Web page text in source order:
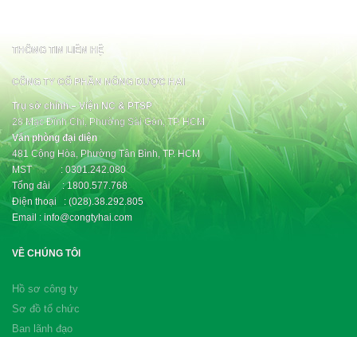
THÔNG TIN LIÊN HỆ
CÔNG TY CỔ PHẦN NÔNG DƯỢC HAI
Trụ sở chính – Viện NC & PTSP
28 Mạc Đĩnh Chi, Phường Sài Gòn, TP. HCM
Văn phòng đại diện
481 Cộng Hòa, Phường Tân Bình, TP. HCM
MST : 0301.242.080
Tổng đài : 1800.577.768
Điện thoại : (028).38.292.805
Email : info@congtyhai.com
VỀ CHÚNG TÔI
Hồ sơ công ty
Sơ đồ tổ chức
Ban lãnh đạo